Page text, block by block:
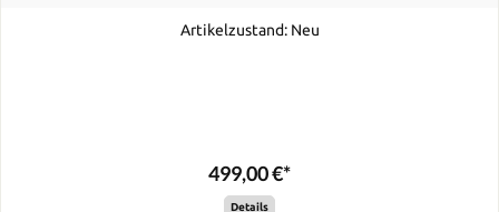
Artikelzustand: Neu
499,00 €*
Details